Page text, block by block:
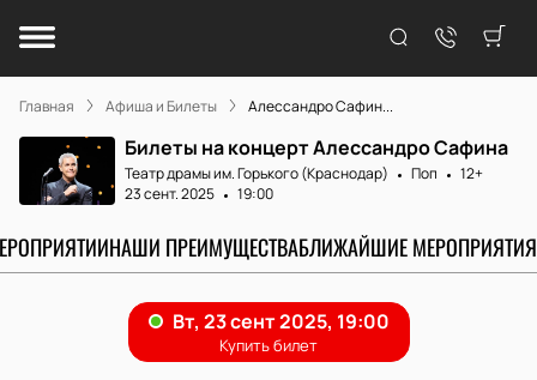
Главная Афиша и Билеты Алессандро Сафин...
Билеты на концерт Алессандро Сафина
Театр драмы им. Горького (Краснодар) Поп
12+
23 сент. 2025
19:00
НАШИ ПРЕИМУЩЕСТВАБЛИЖАЙШИЕ МЕРОПРИЯТИЯ